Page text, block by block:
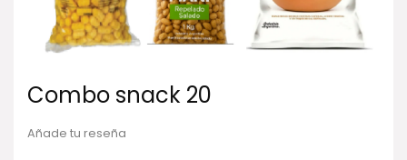
Combo snack 20
Añade tu reseña